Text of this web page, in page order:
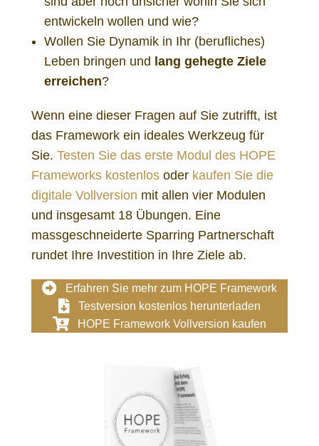
entwickeln wollen und wie?
Wollen Sie Dynamik in Ihr (berufliches)
Leben bringen und lang gehegte Ziele
erreichen?
Wenn eine dieser Fragen auf Sie zutrifft, ist
das Framework ein ideales Werkzeug für
Sie. Testen Sie das erste Modul des HOPE
Frameworks kostenlos oder kaufen Sie die
digitale Vollversion mit allen vier Modulen
und insgesamt 18 Übungen. Eine
massgeschneiderte Sparring Partnerschaft
rundet Ihre Investition in Ihre Ziele ab.
Erfahren Sie mehr zum HOPE Framework
Testversion kostenlos herunterladen
HOPE Framework Vollversion kaufen